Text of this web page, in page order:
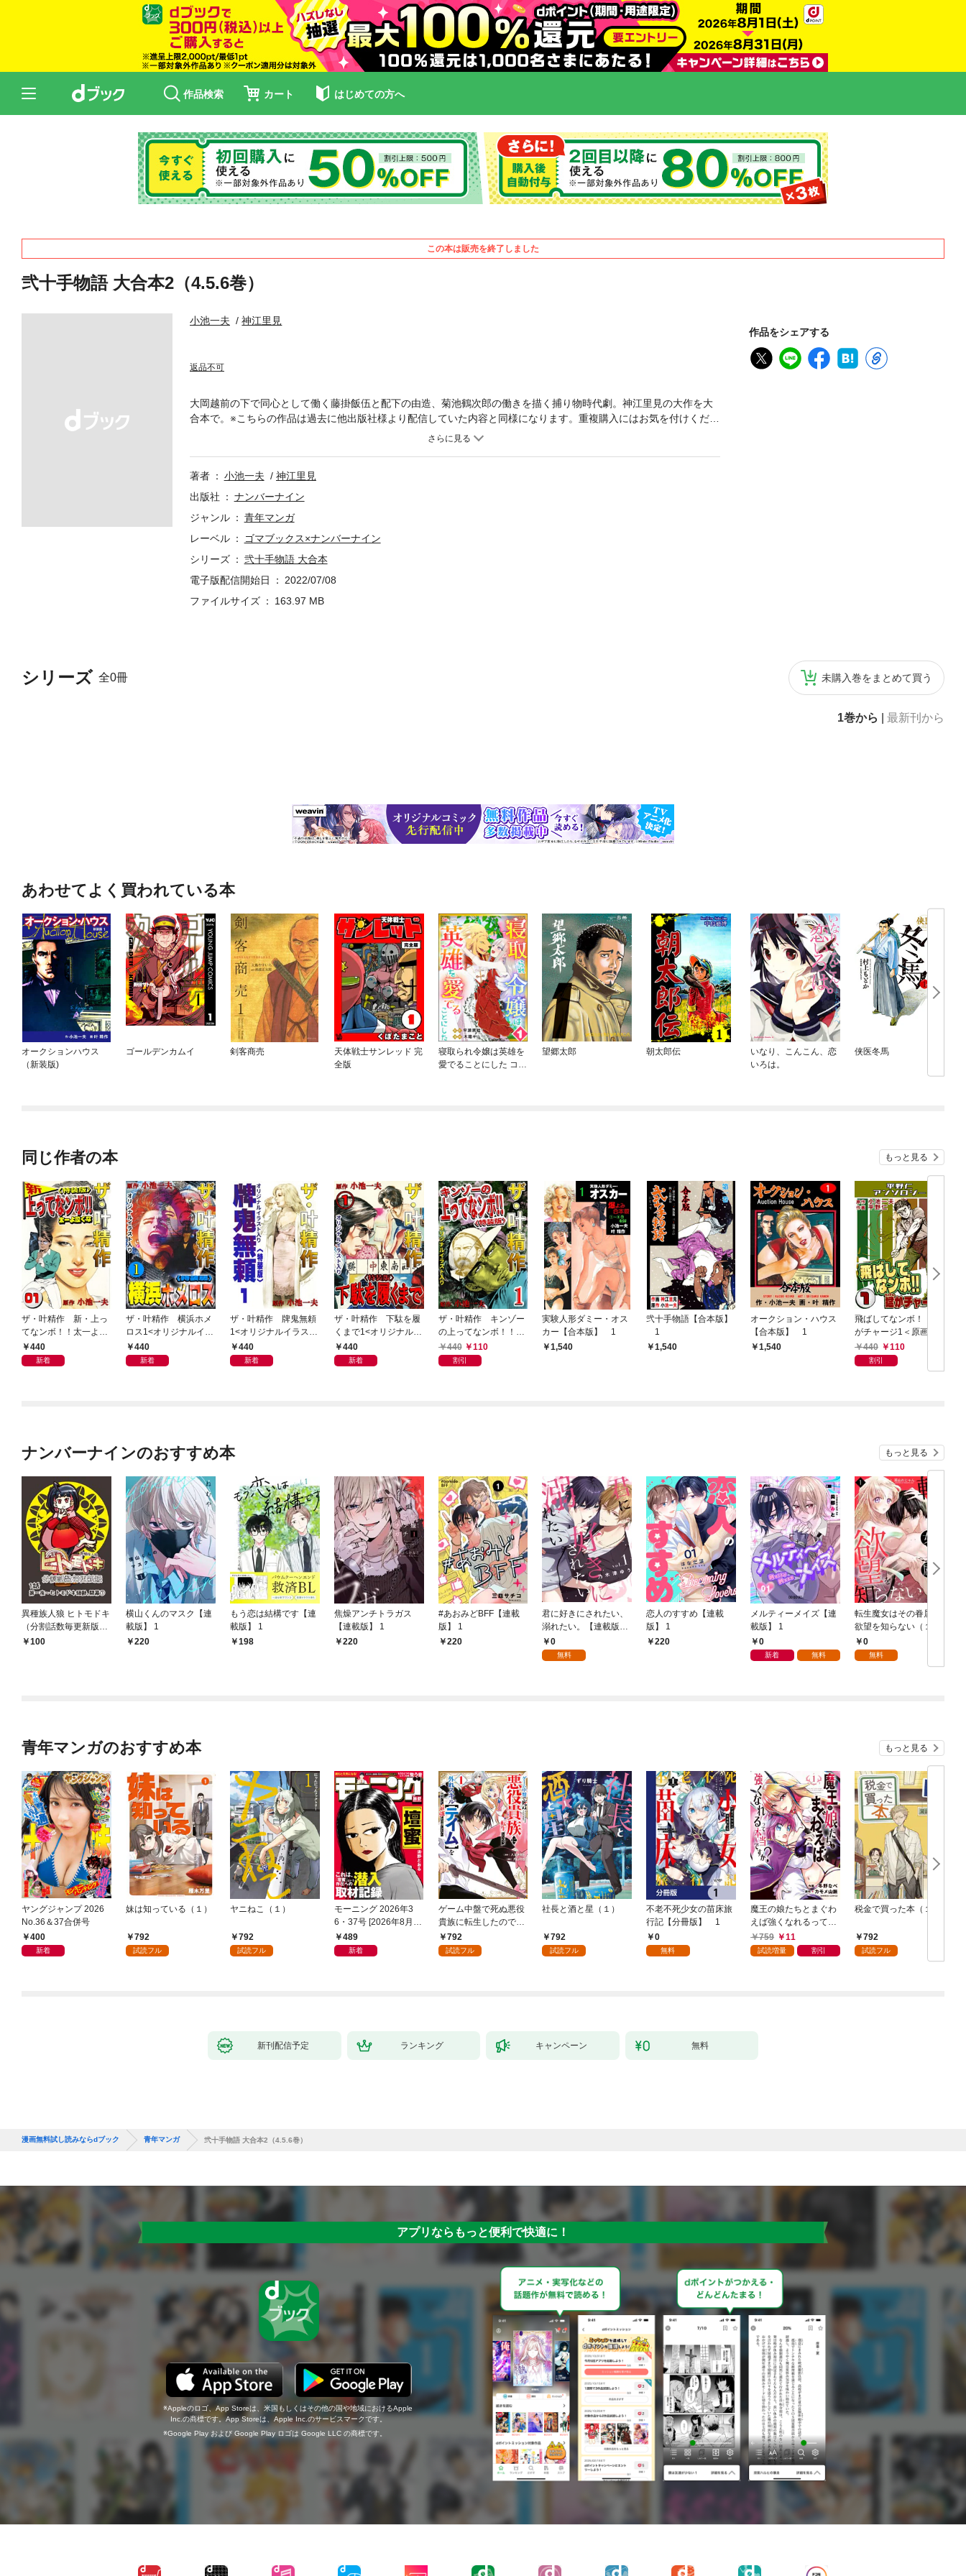
作品検索 カート はじめての方へ
この本は販売を終了しました
弐十手物語 大合本2（4.5.6巻）
小池一夫 神江里見
返品不可
作品をシェアする
シリーズ 全0冊 未購入巻をまとめて買う
1巻から 最新刊から
大岡越前の下で同心として働く藤掛飯伍と配下の由造、菊池鶴次郎の働きを描く捕り物時代劇。神江里見の大作を大
合本で。※こちらの作品は過去に他出版社様より配信していた内容と同様になります。重複購入にはお気を付けくださ
著者 小池一夫
神江里見
出版社
ナンバーナイン
ジャンル
青年マンガ
レーベル
ゴマブックス×ナンバーナイン
シリーズ
弐十手物語 大合本
電子版配信開始日
2022/07/08
ファイルサイズ
163.97 MB
あわせてよく買われている本
オークションハウス
（新装版)
ゴールデンカムイ 剣客商売
天体戦士サンレッド 完
全版
寝取られ令嬢は英雄を
愛でることにした コミ
望郷太郎 朝太郎伝
いなり、こんこん、恋
いろは。
侠医冬馬
同じ作者の本 もっと見る
ザ・叶精作 新・上っ
てなンボ！！太一よ泣
くな1<特装版>
440
新着
ザ・叶精作 横浜ホメ
ロス1<オリジナルイラ
スト入り特装版>
440
新着
ザ・叶精作 牌鬼無頼
1<オリジナルイラスト
入り特装版>
440
新着
ザ・叶精作 下駄を履
くまで1<オリジナルイ
ラスト入り特装版>
440
新着
ザ・叶精作 キンゾー
の上ってなンボ！！1<
オリジナルイラスト入
り特装版>
440 110
割引
実験人形ダミー・オス
カー【合本版】 1
1,540
弐十手物語【合本版】
1
1,540
オークション・ハウス
【合本版】 1
1,540
飛ばしてなンボ！！猛
がチャージ1＜原画付
き愛蔵版＞・平野仁ア
ンソロジー
440 110
割引
ナンバーナインのおすすめ本 もっと見る
異種族人狼 ヒトモドキ
（分割話数毎更新版）
1話① ヒトモドキ騒
100
横山くんのマスク【連
載版】 1
220
もう恋は結構です【連
載版】 1
198
焦燥アンチトラガス
【連載版】 1
220
#あおみどBFF【連載
版】 1
220
君に好きにされたい、
溺れたい。【連載版】
1 0
無料
恋人のすすめ【連載
版】 1
220
メルティーメイズ【連
載版】 1
0
新着 無料
転生魔女はその眷属の
欲望を知らない（１）
0
無料
青年マンガのおすすめ本 もっと見る
ヤングジャンプ 2026
No.36＆37合併号
400
新着
妹は知っている（１）
792
試読フル
ヤニねこ（１）
792
試読フル
モーニング 2026年3
6・37号 [2026年8月6
日発売]
489
新着
ゲーム中盤で死ぬ悪役
貴族に転生したので、
外れスキル【テイム】
を駆使して最強を目指
792
試読フル
社長と酒と星（１）
792
試読フル
不老不死少女の苗床旅
行記【分冊版】 1
0
無料
魔王の娘たちとまぐわ
えば強くなれるって本
当ですか？【特典ペー
パー付き】【カラーペ
759 11
試読増量 割引
税金で買った本（１）
792
試読フル
新刊配信予定 ランキング キャンペーン 無料
漫画無料試し読みならdブック 青年マンガ 弐十手物語 大合本2（4.5.6巻）
アプリならもっと便利で快適に！
Appleのロゴ、App Storeは、米国もしくはその他の国や地域におけるApple
Inc.の商標です。App Storeは、Apple Inc.のサービスマークです。
Google Play および Google Play ロゴは Google LLC の商標です。